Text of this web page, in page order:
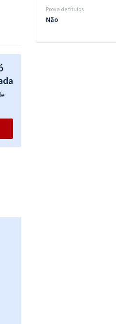
Prova de títulos
Não